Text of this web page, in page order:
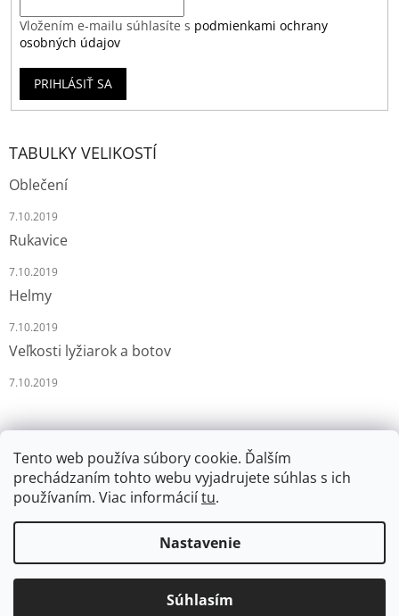
Tento web používa súbory cookie. Ďalším
prechádzaním tohto webu vyjadrujete súhlas s ich
používaním. Viac informáciítu.
Nastavenie
Súhlasím
Vložením e-mailu súhlasíte s podmienkami ochrany
osobných údajov
PRIHLÁSIŤ SA
TABULKY VELIKOSTÍ
Oblečení
7.10.2019
Rukavice
7.10.2019
Helmy
7.10.2019
Veľkosti lyžiarok a botov
7.10.2019
Copyright 2026LYŽÁRNA-BRUSLÁRNA. Všetky práva
vyhradené.